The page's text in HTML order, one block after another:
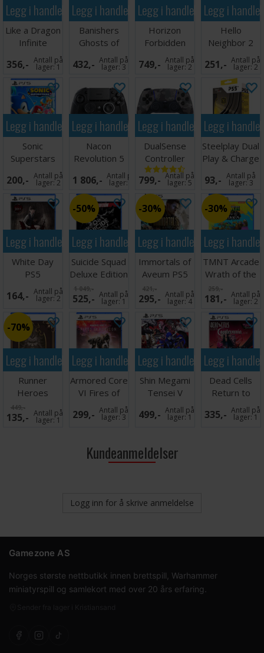
Legg i handlekurven
Like a Dragon
Infinite
Wealth PS5
356,- Antall på
lager:1
Legg i handlekurven
Banishers
Ghosts of
New Eden
PS5
432,- Antall på
lager:3
Legg i handlekurven
Horizon
Forbidden
West
Complete Ed
749,- Antall på
lager:2
Legg i
Hello
Neighbor 2
PS5
251,- Antall på
lager:2
Legg i handlekurven
Sonic
Superstars
PS5
200,- Antall på
lager:2
Legg i handlekurven
Nacon
Revolution 5
Pro Controller
Black
1 806,- Antall på
lager:
Legg i handlekurven
DualSense
Controller
Grey Camo
PS5
799,- Antall på
lager:5
Legg i
Steelplay Dual
Play & Charge
Cable PS5
93,- Antall på
lager:3
Legg i handlekurven
White Day
PS5
164,- Antall på
lager:2
Legg i handlekurven
50%
Suicide Squad
Deluxe Edition
PS5
1 049,-
525,- Antall på
lager:1
Legg i handlekurven
30%
Immortals of
Aveum PS5
421,-
295,- Antall på
lager:4
Legg i
30%
TMNT Arcade
Wrath of the
Mutants PS5
259,-
181,- Antall på
lager:2
Legg i handlekurven
70%
Runner
Heroes
Enhanced
Edition PS5
449,-
135,- Antall på
lager:1
Legg i handlekurven
Armored Core
VI Fires of
Rubicon PS5
299,- Antall på
lager:3
Legg i handlekurven
Shin Megami
Tensei V
Vengeance
PS5
499,- Antall på
lager:1
Legg i
Dead Cells
Return to
Castlevania
PS5
335,- Antall på
lager:1
Kundeanmeldelser
Logg inn for å skrive anmeldelse
Gamezone AS
Norges største nettbutikk innen brettspill, Warhammer
miniatyrspill og samlekort med over 20 års erfaring.